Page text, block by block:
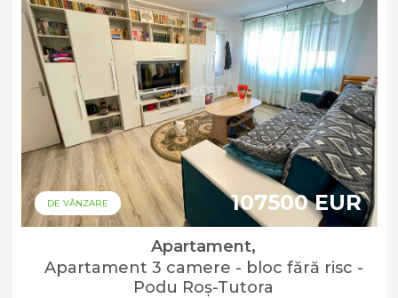
DE VÂNZARE 107500 EUR
Apartament,
Apartament 3 camere - bloc fără risc -
Podu Roș-Tutora